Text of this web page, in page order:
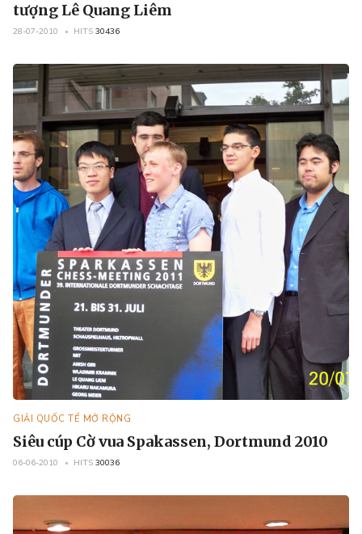
tượng Lê Quang Liêm
28-07-2010 HITS 30436
GIẢI QUỐC TẾ MỞ RỘNG
Siêu cúp Cờ vua Spakassen, Dortmund 2010
06-06-2010 HITS 30036